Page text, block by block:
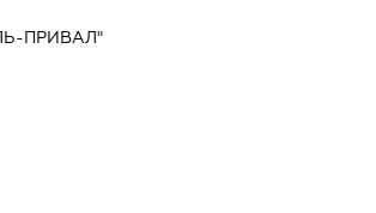
ПРИВАЛ"